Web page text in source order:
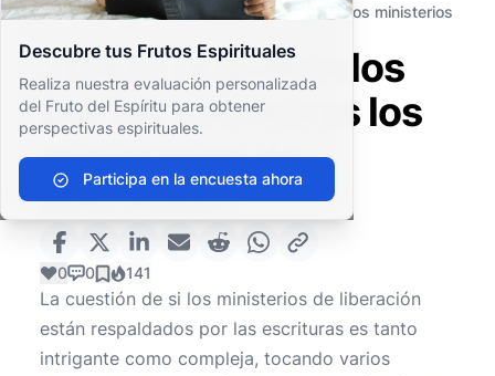
Descubre tus Frutos Espirituales
Realiza nuestra evaluación personalizada
del Fruto del Espíritu para obtener
perspectivas espirituales.
Participa en la encuesta ahora
¿Están respaldados por las escrituras los ministerios
¿Están respaldados
por las escrituras los
ministerios de
liberación?
0 0 141
La cuestión de si los ministerios de liberación
están respaldados por las escrituras es tanto
intrigante como compleja, tocando varios